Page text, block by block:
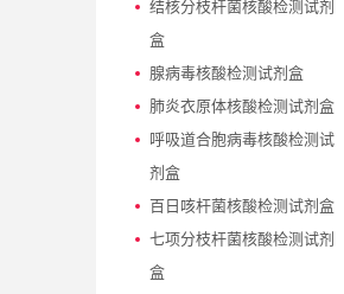
结核分枝杆菌核酸检测试剂
盒
腺病毒核酸检测试剂盒
肺炎衣原体核酸检测试剂盒
呼吸道合胞病毒核酸检测试
剂盒
百日咳杆菌核酸检测试剂盒
七项分枝杆菌核酸检测试剂
盒